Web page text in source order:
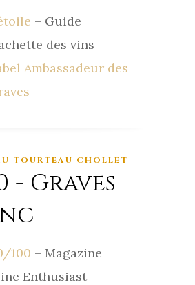
– Guide
des vins
Ambassadeur des
TOURTEAU CHOLLET
- Graves
100 – Magazine
Enthusiast